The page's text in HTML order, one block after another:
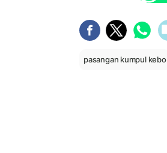
pasangan kumpul kebo